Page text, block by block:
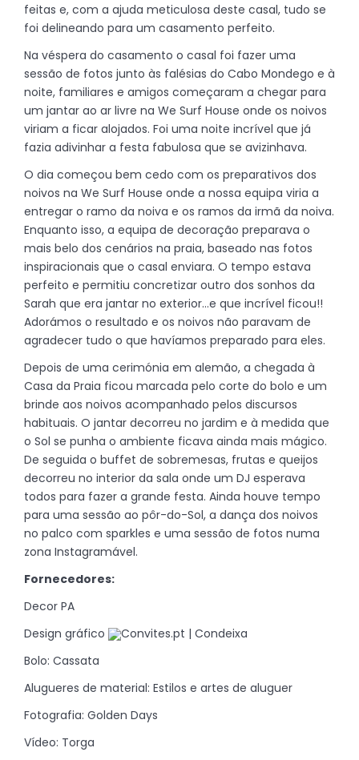
feitas e, com a ajuda meticulosa deste casal, tudo se
foi delineando para um casamento perfeito.
Na véspera do casamento o casal foi fazer uma
sessão de fotos junto às falésias do Cabo Mondego e à
noite, familiares e amigos começaram a chegar para
um jantar ao ar livre na We Surf House onde os noivos
viriam a ficar alojados. Foi uma noite incrível que já
fazia adivinhar a festa fabulosa que se avizinhava.
O dia começou bem cedo com os preparativos dos
noivos na We Surf House onde a nossa equipa viria a
entregar o ramo da noiva e os ramos da irmã da noiva.
Enquanto isso, a equipa de decoração preparava o
mais belo dos cenários na praia, baseado nas fotos
inspiracionais que o casal enviara. O tempo estava
perfeito e permitiu concretizar outro dos sonhos da
Sarah que era jantar no exterior…e que incrível ficou!!
Adorámos o resultado e os noivos não paravam de
agradecer tudo o que havíamos preparado para eles.
Depois de uma cerimónia em alemão, a chegada à
Casa da Praia ficou marcada pelo corte do bolo e um
brinde aos noivos acompanhado pelos discursos
habituais. O jantar decorreu no jardim e à medida que
o Sol se punha o ambiente ficava ainda mais mágico.
De seguida o buffet de sobremesas, frutas e queijos
decorreu no interior da sala onde um DJ esperava
todos para fazer a grande festa. Ainda houve tempo
para uma sessão ao pôr-do-Sol, a dança dos noivos
no palco com sparkles e uma sessão de fotos numa
zona Instagramável.
Fornecedores:
Decor PA
Design gráfico
Convites.pt | Condeixa
Bolo: Cassata
Alugueres de material: Estilos e artes de aluguer
Fotografia: Golden Days
Vídeo: Torga